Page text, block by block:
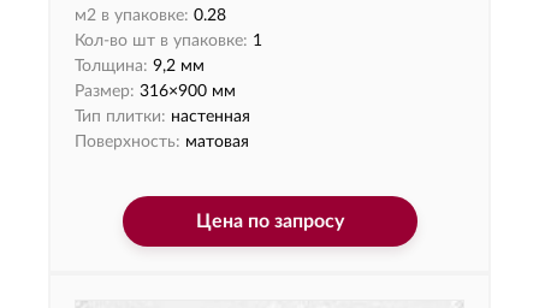
м2 в упаковке: 0.28
Кол-во шт в упаковке: 1
Толщина: 9,2 мм
Размер: 316×900 мм
Тип плитки: настенная
Поверхность: матовая
Цена по запросу